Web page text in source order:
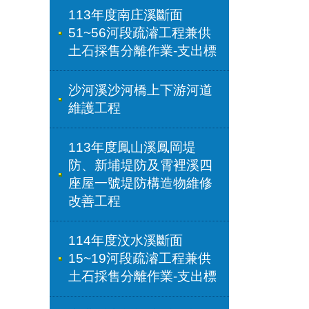
113年度南庄溪斷面
51~56河段疏濬工程兼供
土石採售分離作業-支出標
沙河溪沙河橋上下游河道
維護工程
113年度鳳山溪鳳岡堤
防、新埔堤防及霄裡溪四
座屋一號堤防構造物維修
改善工程
114年度汶水溪斷面
15~19河段疏濬工程兼供
土石採售分離作業-支出標